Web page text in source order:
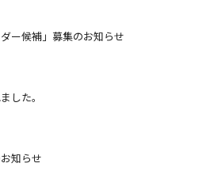
ー候補」募集のお知らせ
した。
知らせ